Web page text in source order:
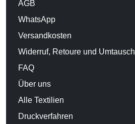
AGB
WhatsApp
Versandkosten
Widerruf, Retoure und Umtausch
FAQ
Über uns
Alle Textilien
Druckverfahren